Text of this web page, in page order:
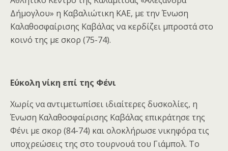
Δήμογλου» η Καβαλιώτικη ΚΑΕ, με την Ένωση
Καλαθοσφαίρισης Καβάλας να κερδίζει μπροστά στο
κοινό της με σκορ (75-74).
Εύκολη νίκη επί της Φένι
Χωρίς να αντιμετωπίσει ιδιαίτερες δυσκολίες, η
Ένωση Καλαθοσφαίρισης Καβάλας επικράτησε της
Φένι με σκορ (84-74) και ολοκλήρωσε νικηφόρα τις
υποχρεώσεις της στο τουρνουά του Γιάμπολ. Το